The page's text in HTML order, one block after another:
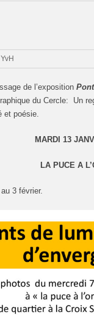
YvH
de l’exposition
du Cercle: Un
et poésie.
MARDI 13
LA PUCE A
3 février.